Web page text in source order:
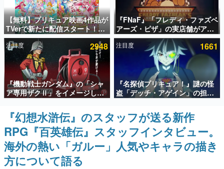
アプリセール情報
インタビュー
連載・特集一覧
殿堂入り記事
SNS拡散数が数千以上！ ページビュー数万以上！ などな
ど。多くの人々に読まれた、電ファミ渾身の“殿堂入り”記
事をまとめました。
ゲームの企画書
名作ゲームクリエイターの方々に製作時のエピソードをお
聞きし、ヒットする企画（ゲーム）とは何か？を探ってい
きます。
赫本
この物語を解いてはいけない。『赫本』は、〈試験問題〉
【無料】プリキュア映画4作品が
TVerで新たに配信スタート！な
んと2018年～2024年の映画ほぼ
すべてが見放題に、ぶっちゃけ
ありえないラインナップ
『FNaF』「フレディ・ファズベ
アーズ・ピザ」の実店舗がアメ
リカの商業施設「American
Dream」に2027年オープン！
ScottGamesとの共同開発、食
事だけでなくステージショーや
没入型のホラー体験も楽しめる
注目度 2948
『機動戦士ガンダム』の「シャ
ア専用ザクⅡ」をイメージした
散水ホースリールが予約開始。
本体にはシャアのパーソナルマ
ークやジオン公国軍のエンブレ
ム、型式番号などを配置
注目度 1661
『名探偵プリキュア！』謎の怪
盗「デッチ・アゲイン」の担当
キャストは天﨑滉平さんと判
明。『Re:ゼロから始める異世
界生活』オットー役、『ヒプノ
シスマイク』山田三郎役など
『幻想水滸伝』のスタッフが送る新作
RPG『百英雄伝』スタッフインタビュー。
海外の熱い「ガルー」人気やキャラの描き
方について語る